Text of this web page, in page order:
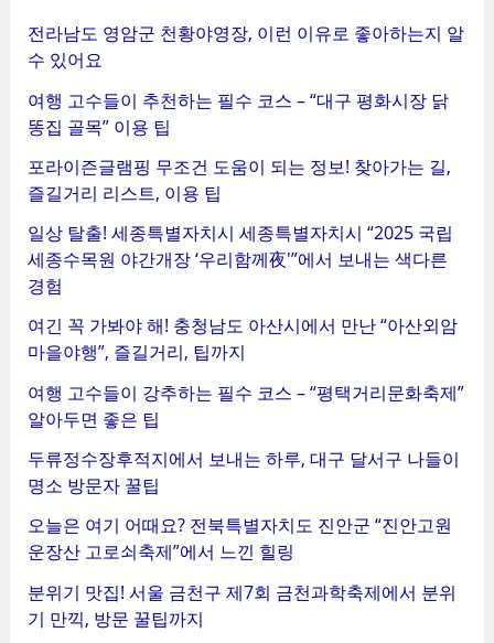
전라남도 영암군 천황야영장, 이런 이유로 좋아하는지 알
수 있어요
여행 고수들이 추천하는 필수 코스 – “대구 평화시장 닭
똥집 골목” 이용 팁
포라이즌글램핑 무조건 도움이 되는 정보! 찾아가는 길,
즐길거리 리스트, 이용 팁
일상 탈출! 세종특별자치시 세종특별자치시 “2025 국립
세종수목원 야간개장 ‘우리함께夜'”에서 보내는 색다른
경험
여긴 꼭 가봐야 해! 충청남도 아산시에서 만난 “아산외암
마을야행”, 즐길거리, 팁까지
여행 고수들이 강추하는 필수 코스 – “평택거리문화축제”
알아두면 좋은 팁
두류정수장후적지에서 보내는 하루, 대구 달서구 나들이
명소 방문자 꿀팁
오늘은 여기 어때요? 전북특별자치도 진안군 “진안고원
운장산 고로쇠축제”에서 느낀 힐링
분위기 맛집! 서울 금천구 제7회 금천과학축제에서 분위
기 만끽, 방문 꿀팁까지